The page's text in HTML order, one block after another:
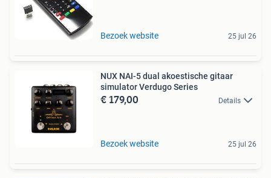
Bezoek website 25 jul 26
NUX NAI-5 dual akoestische gitaar
simulator Verdugo Series
€ 179,00 Details
Bezoek website 25 jul 26